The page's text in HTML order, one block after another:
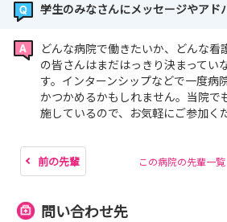
学生のみなさんにメッセージやアド
どんな病院で働きたいか、どんな看
の皆さんはまだはっきり決まってい
す。インターンシップなどで一度病
かつかめるかもしれません。当院で
施しているので、お気軽にご参加く
前の先輩 この病院の先輩一覧
問い合わせ先